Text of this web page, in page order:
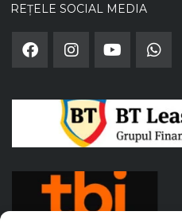
REȚELE SOCIAL MEDIA